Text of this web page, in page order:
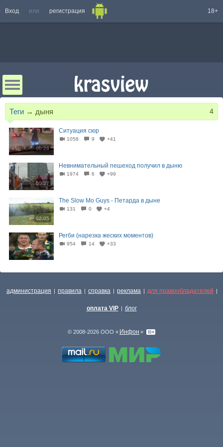
Вход или регистрация 18+
Теги → дыня 4
00:28
Ситуация сюр
1058 9 +41
00:27
Невнимательный пешеход получил в дыню
1974 6 +99
02:05
The Slow Mo Guys - Петарда в дыне
131 0 +4
04:36
Регби (нарезка жеских моментов)
954 14 +33
администрация | правила | справка | реклама | для правообладателей |
оплата VIP | блог
© 2008-2026 ООО « Инфон »